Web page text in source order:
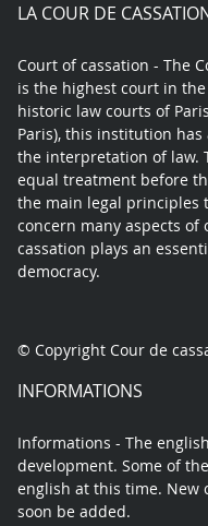
LA COUR DE
Court of cassation - The
is the highest court in
historic law courts of
Paris), this institution
the interpretation of law.
equal treatment before
the main legal principles
concern many aspects of
cassation plays an
democracy.
© Copyright Cour de
INFORMATIONS
Informations - The
development. Some of
english at this time.
soon be added.